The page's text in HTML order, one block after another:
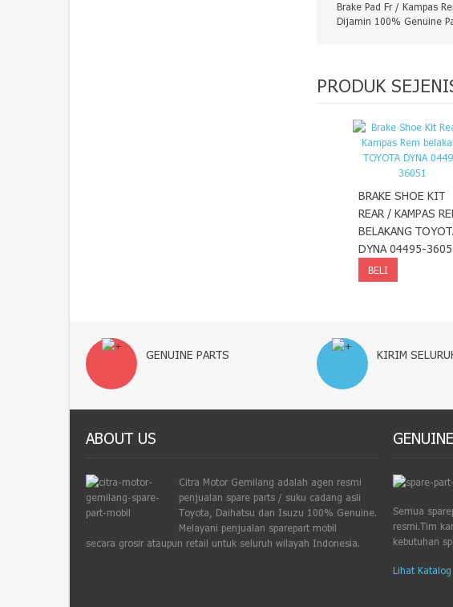
Brake Pad Fr / Kampas
Dijamin 100% Genuine
PRODUK
BRAKE SHOE KIT
REAR / KAMPAS
BELAKANG
DYNA 04495-
GENUINE PARTS KIRIM
ABOUT US
Citra Motor Gemilang adalah agen resmi
penjualan spare parts / suku cadang asli
Toyota, Daihatsu dan Isuzu 100% Genuine.
Melayani penjualan sparepart mobil
secara grosir ataupun retail untuk seluruh wilayah Indonesia.
Semua
resmi.Tim
kebutuhan
Lihat